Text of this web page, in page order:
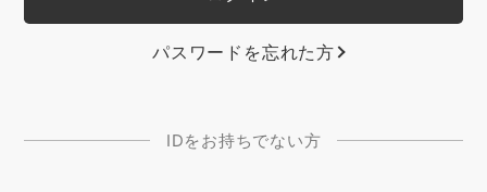
パスワードを忘れた方
IDをお持ちでない方